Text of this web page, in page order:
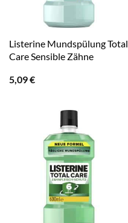
Listerine Mundspülung Total
Care Sensible Zähne
5,09€